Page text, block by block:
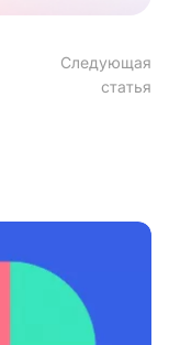
Следующая
статья